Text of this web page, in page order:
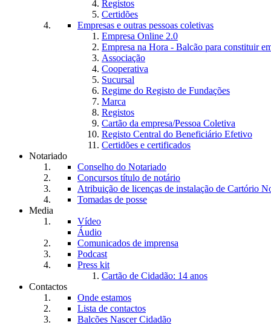
Registos
Certidões
Empresas e outras pessoas coletivas
Empresa Online 2.0
Empresa na Hora - Balcão para constituir
Associação
Cooperativa
Sucursal
Regime do Registo de Fundações
Marca
Registos
Cartão da empresa/Pessoa Coletiva
Registo Central do Beneficiário Efetivo
Certidões e certificados
Notariado
Conselho do Notariado
Concursos título de notário
Atribuição de licenças de instalação de Cartório
Tomadas de posse
Media
Vídeo
Áudio
Comunicados de imprensa
Podcast
Press kit
Cartão de Cidadão: 14 anos
Contactos
Onde estamos
Lista de contactos
Balcões Nascer Cidadão